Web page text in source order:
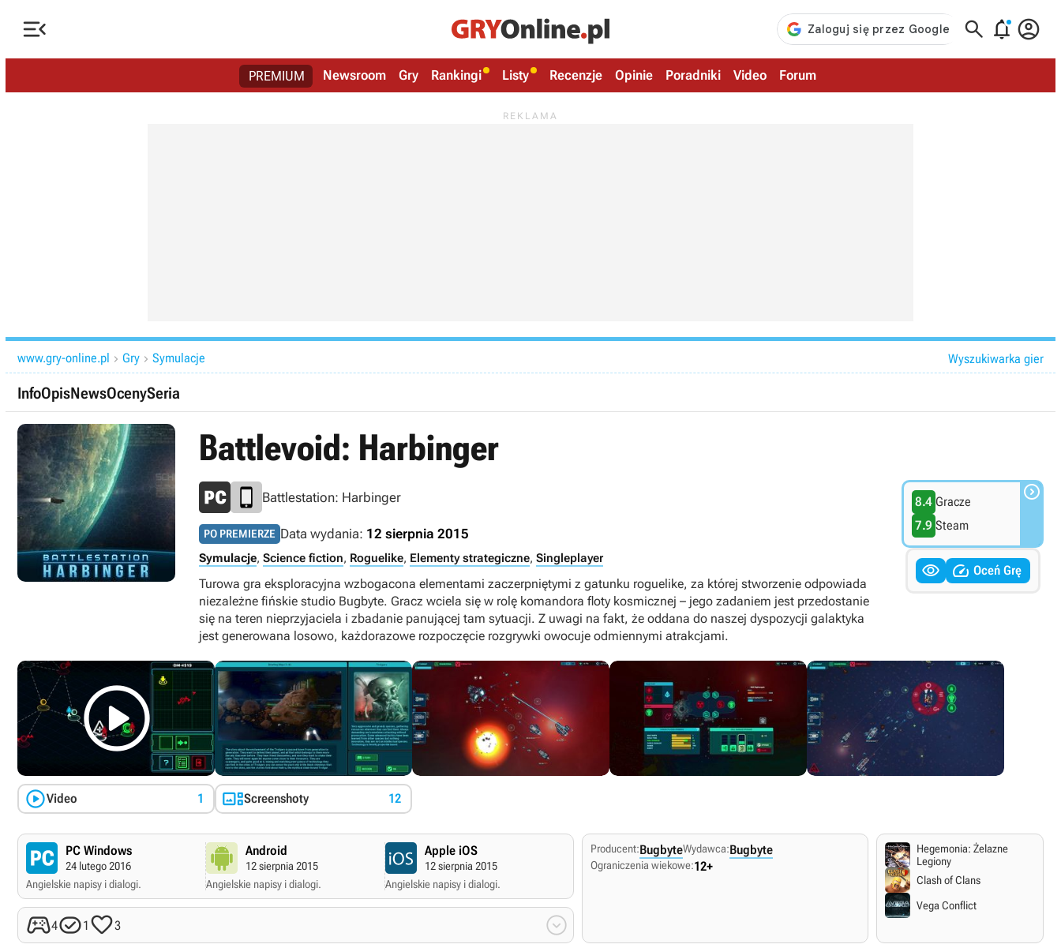
   
PREMIUM Newsroom Gry Rankingi Listy Recenzje Opinie Poradniki Video Forum
www.gry-online.pl  Gry  Symulacje Wyszukiwarka gier
InfoOpisNewsOcenySeria
Battlevoid: Harbinger
Battlestation: Harbinger
PO PREMIERZE Data wydania: 12 sierpnia 2015
Symulacje, Science fiction, Roguelike, Elementy strategiczne, Singleplayer
Turowa gra eksploracyjna wzbogacona elementami zaczerpniętymi z gatunku roguelike, za której stworzenie odpowiada
niezależne fińskie studio Bugbyte. Gracz wciela się w rolę komandora floty kosmicznej – jego zadaniem jest przedostanie
się na teren nieprzyjaciela i zbadanie panującej tam sytuacji. Z uwagi na fakt, że oddana do naszej dyspozycji galaktyka
jest generowana losowo, każdorazowe rozpoczęcie rozgrywki owocuje odmiennymi atrakcjami.
8.4 Gracze
7.9 Steam

  Oceń Grę

Video 1 Screenshoty 12
PC Windows
24 lutego 2016
Angielskie napisy i dialogi.
Android
12 sierpnia 2015
Angielskie napisy i dialogi.
Apple iOS
12 sierpnia 2015
Angielskie napisy i dialogi.
41 3 
Producent:BugbyteWydawca:Bugbyte
Ograniczenia wiekowe:12+
Hegemonia: Żelazne
Legiony
Clash of Clans
Vega Conflict